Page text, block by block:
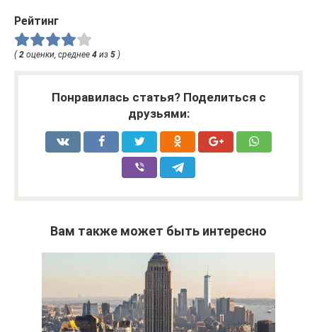
Рейтинг
(2 оценки, среднее 4 из 5 )
Понравилась статья? Поделиться с
друзьями:
Вам также может быть интересно